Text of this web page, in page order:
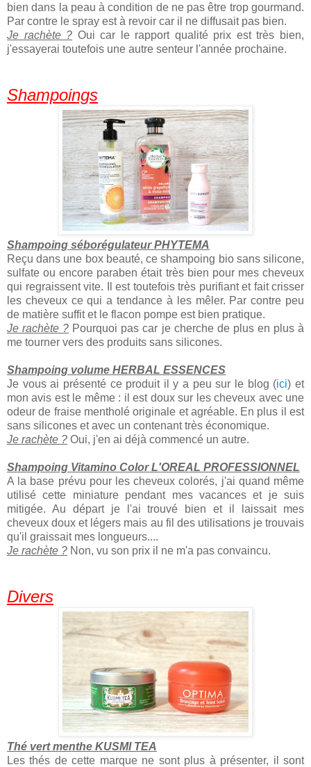
bien dans la peau à condition de ne pas être trop gourmand.
Par contre le spray est à revoir car il ne diffusait pas bien.
Je rachète ? Oui car le rapport qualité prix est très bien,
j'essayerai toutefois une autre senteur l'année prochaine.
Shampoings
Shampoing séborégulateur PHYTEMA
Reçu dans une box beauté, ce shampoing bio sans silicone,
sulfate ou encore paraben était très bien pour mes cheveux
qui regraissent vite. Il est toutefois très purifiant et fait crisser
les cheveux ce qui a tendance à les mêler. Par contre peu
de matière suffit et le flacon pompe est bien pratique.
Je rachète ? Pourquoi pas car je cherche de plus en plus à
me tourner vers des produits sans silicones.
Shampoing volume HERBAL ESSENCES
Je vous ai présenté ce produit il y a peu sur le blog (ici) et
mon avis est le même : il est doux sur les cheveux avec une
odeur de fraise mentholé originale et agréable. En plus il est
sans silicones et avec un contenant très économique.
Je rachète ? Oui, j'en ai déjà commencé un autre.
Shampoing Vitamino Color L'OREAL PROFESSIONNEL
A la base prévu pour les cheveux colorés, j'ai quand même
utilisé cette miniature pendant mes vacances et je suis
mitigée. Au départ je l'ai trouvé bien et il laissait mes
cheveux doux et légers mais au fil des utilisations je trouvais
qu'il graissait mes longueurs....
Je rachète ? Non, vu son prix il ne m'a pas convaincu.
Divers
Thé vert menthe KUSMI TEA
Les thés de cette marque ne sont plus à présenter, il sont